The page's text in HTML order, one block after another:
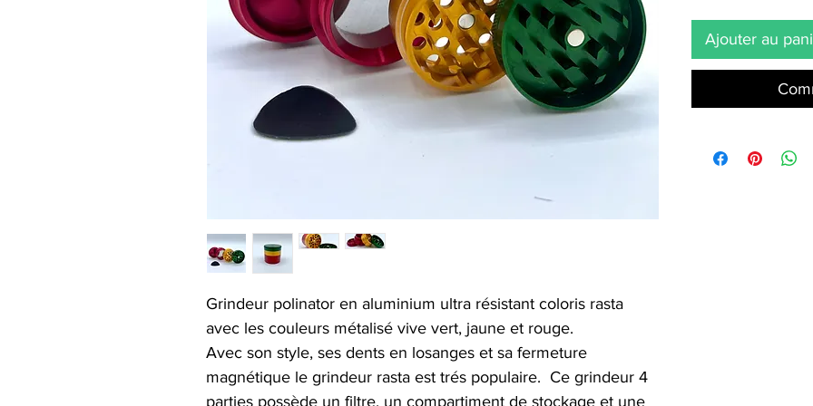
Grindeur polinator en aluminium ultra résistant coloris rasta
avec les couleurs métalisé vive vert, jaune et rouge.
Avec son style, ses dents en losanges et sa fermeture
magnétique le grindeur rasta est trés populaire. Ce grindeur 4
parties possède un filtre, un compartiment de stockage et une
Ajouter au